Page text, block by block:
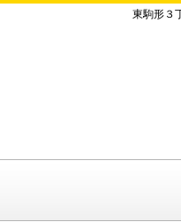
東駒形３